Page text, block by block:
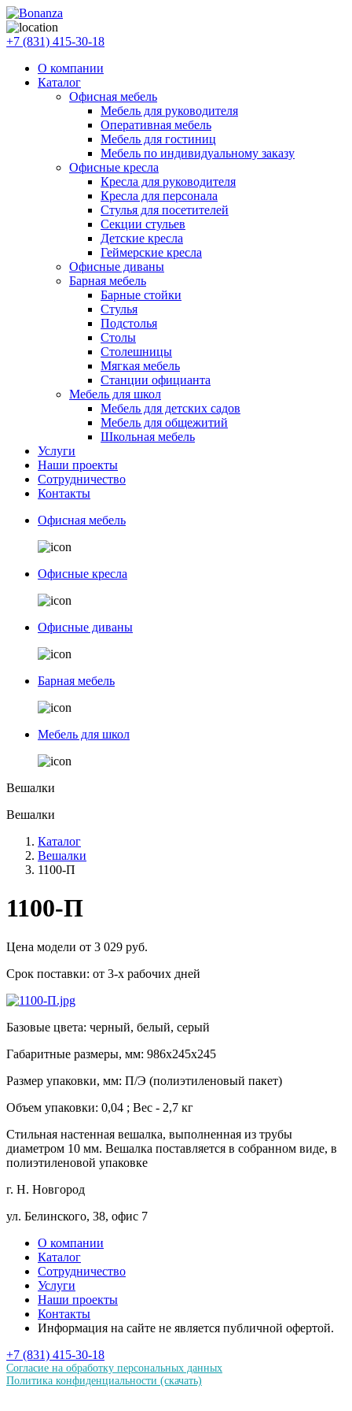
+7 (831) 415-30-18
О компании
Каталог
Офисная мебель
Мебель для руководителя
Оперативная мебель
Мебель для гостиниц
Мебель по индивидуальному заказу
Офисные кресла
Кресла для руководителя
Кресла для персонала
Стулья для посетителей
Секции стульев
Детские кресла
Геймерские кресла
Офисные диваны
Барная мебель
Барные стойки
Стулья
Подстолья
Столы
Столешницы
Мягкая мебель
Станции официанта
Мебель для школ
Мебель для детских садов
Мебель для общежитий
Школьная мебель
Услуги
Наши проекты
Сотрудничество
Контакты
Офисная мебель
Офисные кресла
Офисные диваны
Барная мебель
Мебель для школ
Вешалки
Вешалки
Каталог
Вешалки
1100-П
1100-П
Цена модели от 3 029 руб.
Срок поставки: от 3-х рабочих дней
Базовые цвета: черный, белый, серый
Габаритные размеры, мм: 986х245х245
Размер упаковки, мм: П/Э (полиэтиленовый пакет)
Объем упаковки: 0,04 ; Вес - 2,7 кг
Стильная настенная вешалка, выполненная из трубы
диаметром 10 мм. Вешалка поставляется в собранном виде, в
полиэтиленовой упаковке
г. Н. Новгород
ул. Белинского, 38, офис 7
О компании
Каталог
Сотрудничество
Услуги
Наши проекты
Контакты
Информация на сайте не является публичной офертой.
+7 (831) 415-30-18
Согласие на обработку персональных данных
Политика конфиденциальности (скачать)